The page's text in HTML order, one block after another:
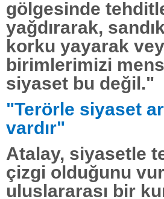
gölgesinde
yağdırarak,
korku yayarak
birimlerimizi
siyaset bu değil."
"Terörle siyaset
vardır"
Atalay, siyasetle
çizgi olduğunu
uluslararası bir